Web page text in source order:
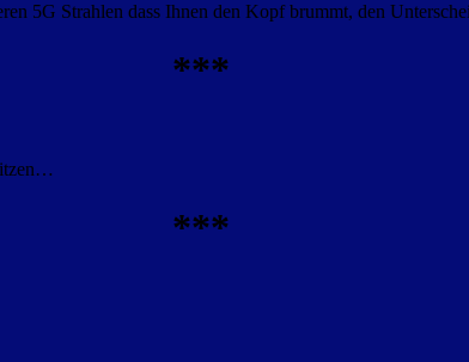
5G Strahlen dass Ihnen den Kopf brummt, den
***
***